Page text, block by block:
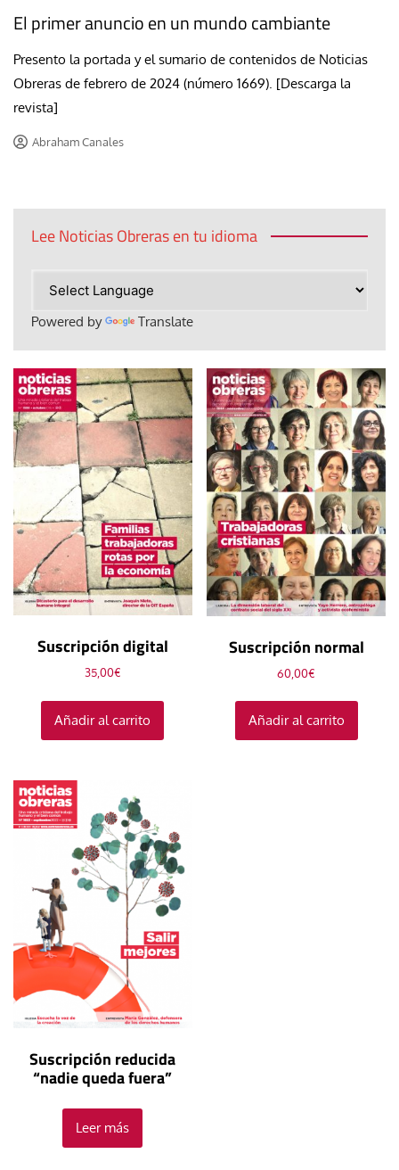
El primer anuncio en un mundo cambiante
Presento la portada y el sumario de contenidos de Noticias
Obreras de febrero de 2024 (número 1669). [Descarga la
revista]
Abraham Canales
Lee Noticias Obreras en tu idioma
Powered by Translate
Suscripción digital
35,00€
Añadir al carrito
Suscripción normal
60,00€
Añadir al carrito
Suscripción reducida
“nadie queda fuera”
Leer más